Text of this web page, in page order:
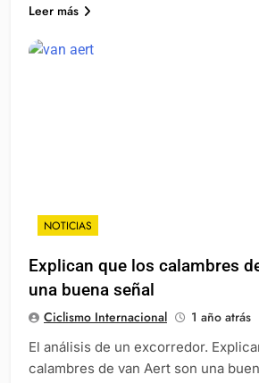
Leer más
NOTICIAS
Explican que los calambres
una buena señal
Ciclismo Internacional 1 año atrás
El análisis de un excorredor.
calambres de van Aert son una